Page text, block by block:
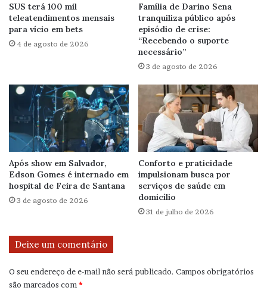
SUS terá 100 mil
teleatendimentos mensais
para vício em bets
4 de agosto de 2026
Família de Darino Sena
tranquiliza público após
episódio de crise:
“Recebendo o suporte
necessário”
3 de agosto de 2026
Após show em Salvador,
Edson Gomes é internado em
hospital de Feira de Santana
3 de agosto de 2026
Conforto e praticidade
impulsionam busca por
serviços de saúde em
domicílio
31 de julho de 2026
Deixe um comentário
O seu endereço de e-mail não será publicado. Campos obrigatórios
são marcados com*